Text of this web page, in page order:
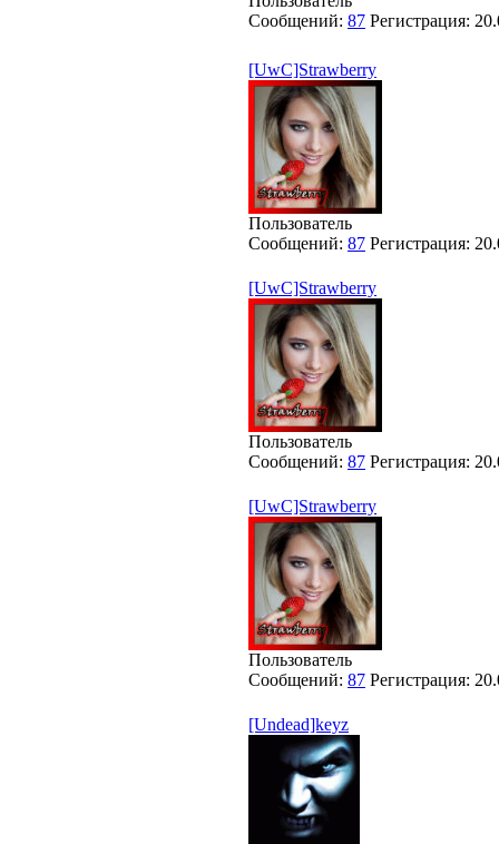
Сообщений: 87 Регистрация:
[UwC]Strawberry
Пользователь
Сообщений: 87 Регистрация:
[UwC]Strawberry
Пользователь
Сообщений: 87 Регистрация:
[UwC]Strawberry
Пользователь
Сообщений: 87 Регистрация:
[Undead]keyz